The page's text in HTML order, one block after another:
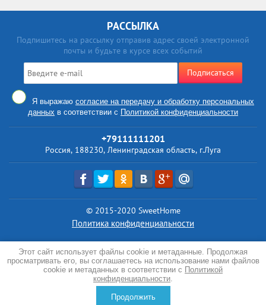
РАССЫЛКА
Подпишитесь на рассылку отправив адрес своей электронной
почты и будьте в курсе всех событий
Я выражаю согласие на передачу и обработку персональных
данных в соответствии с Политикой конфиденциальности
Подписаться
+79111111201
Россия, 188230, Ленинградская область, г.Луга
© 2015-2020 SweetHome
Политика конфиденциальности
Megagroup.ru
Этот сайт использует файлы cookie и метаданные. Продолжая
просматривать его, вы соглашаетесь на использование нами файлов
cookie и метаданных в соответствии с Политикой
конфиденциальности.
Продолжить